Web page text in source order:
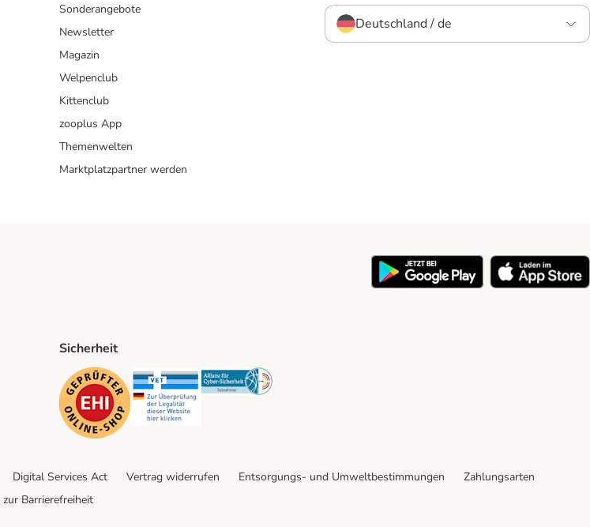
Sonderangebote
Newsletter
Magazin
Welpenclub
Kittenclub
zooplus App
Themenwelten
Marktplatzpartner werden
Deutschland / de
Sicherheit
Security Security Security
Digital Services Act Vertrag widerrufen Entsorgungs- und Umweltbestimmungen
Zahlungsarten
Barrierefreiheit